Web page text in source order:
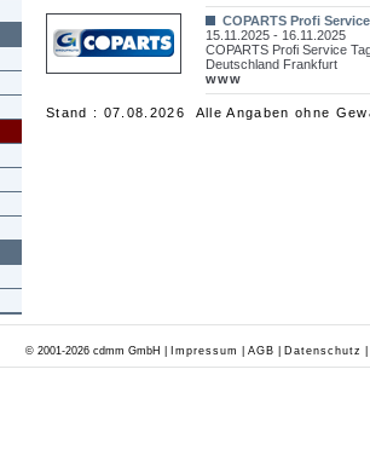
COPARTS Profi
15.11.2025 - 16.11.2025
COPARTS Profi Service
Deutschland Frankfurt
www
Stand : 07.08.2026 Alle Angaben ohne
© 2001-2026 cdmm GmbH | Impressum AGB Datenschutz